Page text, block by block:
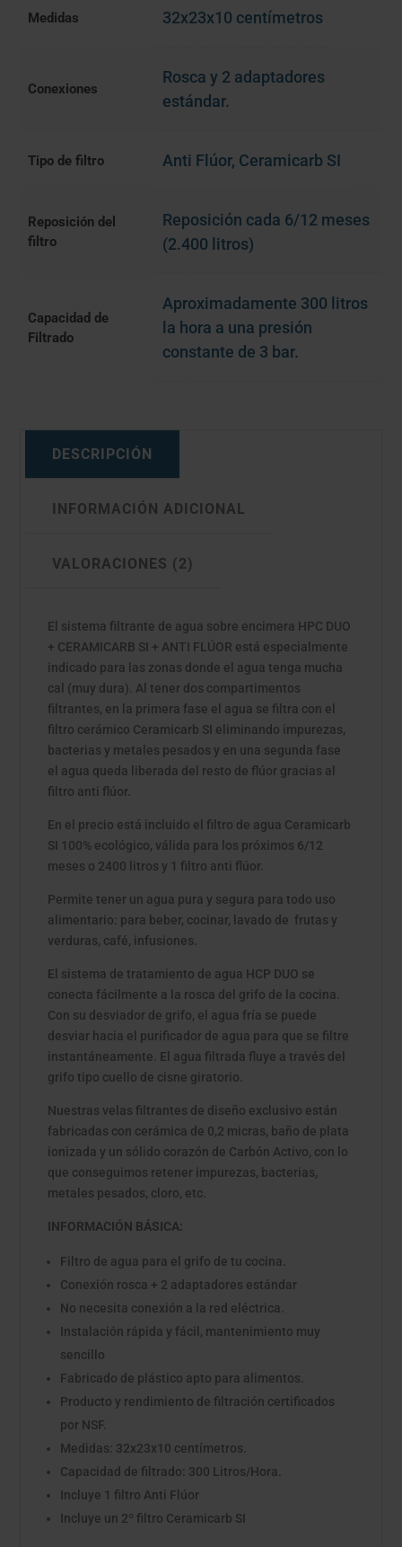
Medidas 32x23x10 centímetros
Conexiones
Rosca y 2 adaptadores
estándar.
Tipo de filtro Anti Flúor, Ceramicarb SI
Reposición del
filtro
Reposición cada 6/12 meses
(2.400 litros)
Capacidad de
Filtrado
Aproximadamente 300 litros
la hora a una presión
constante de 3 bar.
DESCRIPCIÓN
INFORMACIÓN ADICIONAL
VALORACIONES (2)
El sistema filtrante de agua sobre encimera HPC DUO
+ CERAMICARB SI + ANTI FLÚOR está especialmente
indicado para las zonas donde el agua tenga mucha
cal (muy dura). Al tener dos compartimentos
filtrantes, en la primera fase el agua se filtra con el
filtro cerámico Ceramicarb SI eliminando impurezas,
bacterias y metales pesados y en una segunda fase
el agua queda liberada del resto de flúor gracias al
filtro anti flúor.
En el precio está incluido el filtro de agua Ceramicarb
SI 100% ecológico, válida para los próximos 6/12
meses o 2400 litros y 1 filtro anti flúor.
Permite tener un agua pura y segura para todo uso
alimentario: para beber, cocinar, lavado de frutas y
verduras, café, infusiones.
El sistema de tratamiento de agua HCP DUO se
conecta fácilmente a la rosca del grifo de la cocina.
Con su desviador de grifo, el agua fría se puede
desviar hacia el purificador de agua para que se filtre
instantáneamente. El agua filtrada fluye a través del
grifo tipo cuello de cisne giratorio.
Nuestras velas filtrantes de diseño exclusivo están
fabricadas con cerámica de 0,2 micras, baño de plata
ionizada y un sólido corazón de Carbón Activo, con lo
que conseguimos retener impurezas, bacterias,
metales pesados, cloro, etc.
INFORMACIÓN BÁSICA:
Filtro de agua para el grifo de tu cocina.
Conexión rosca + 2 adaptadores estándar
No necesita conexión a la red eléctrica.
Instalación rápida y fácil, mantenimiento muy
sencillo
Fabricado de plástico apto para alimentos.
Producto y rendimiento de filtración certificados
por NSF.
Medidas: 32x23x10 centímetros.
Capacidad de filtrado: 300 Litros/Hora.
Incluye 1 filtro Anti Flúor
Incluye un 2º filtro Ceramicarb SI